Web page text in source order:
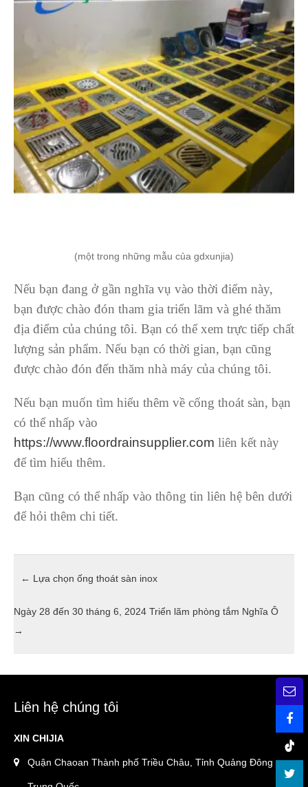
(một trong những mẫu của gdxunjia)
Nếu bạn đang ở gần nghĩa vụ vào thời điểm này,
bạn được chào đón tham gia triển lãm và ghé thăm
địa điểm của chúng tôi. Bạn có thể xem trực tiếp chất
lượng sản phẩm. Nếu bạn có thời gian, bạn cũng
được chào đón đến thăm nhà máy của chúng tôi.
Nếu bạn muốn tìm hiểu thêm về cống thoát sàn, bạn
có thể nhấp vào
https://www.floordrainsupplier.com liên kết này
để tìm hiểu thêm.
Bạn cũng có thể nhấp vào thông tin liên hệ bên dưới
để hỏi thêm chi tiết.
← Lựa chọn ống thoát sàn inox
Ngày 28 đến 30 tháng 6, 2024 Triển lãm phòng tắm Nghĩa Ô
→
Liên hệ chúng tôi
XIN CHIJIA
Quận Chaoan Thành phố Triều Châu, Tỉnh Quảng Đông